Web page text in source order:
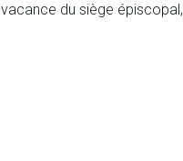
du siège épiscopal,